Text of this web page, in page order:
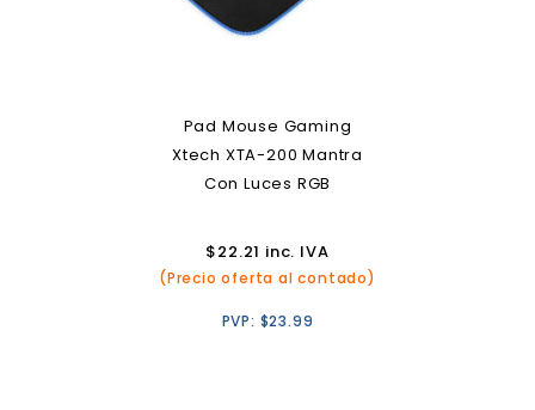
Pad Mouse Gaming
Xtech XTA-200 Mantra
Con Luces RGB
$22.21 inc. IVA
(Precio oferta al contado)
PVP: $23.99